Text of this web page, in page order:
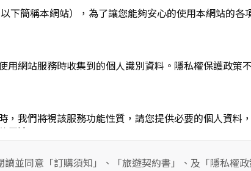
下簡稱本網站），為了讓您能夠安心的使用本網站的
用網站服務時收集到的個人識別資料。隱私權保護政策
我們將視該服務功能性質，請您提供必要的個人資料
途。
時，會保留您所提供的姓名、電子郵件地址、聯絡方式
您使用連線設備的IP位址、使用時間、使用的瀏覽器、
讀並同意「訂購須知」、「旅遊契約書」、及「隱私權政